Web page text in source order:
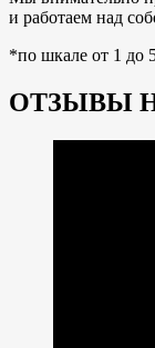
и работаем над
*по шкале от 1 до
ОТЗЫВЫ